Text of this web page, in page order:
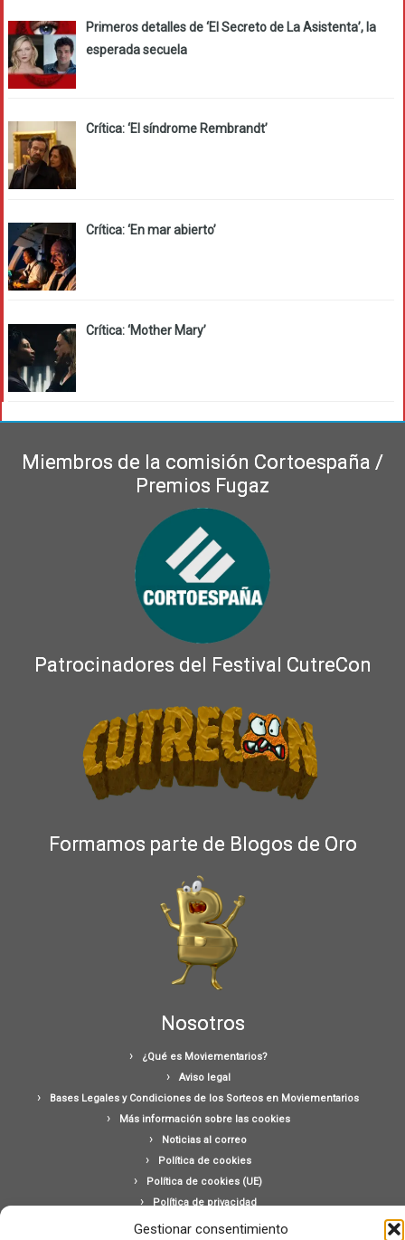
Gestionar consentimiento
Primeros detalles de ‘El Secreto de La Asistenta’, la
esperada secuela
Crítica: ‘El síndrome Rembrandt’
Crítica: ‘En mar abierto’
Crítica: ‘Mother Mary’
Miembros de la comisión Cortoespaña /
Premios Fugaz
Patrocinadores del Festival CutreCon
Formamos parte de Blogos de Oro
Nosotros
¿Qué es Moviementarios?
Aviso legal
Bases Legales y Condiciones de los Sorteos en Moviementarios
Más información sobre las cookies
Noticias al correo
Política de cookies
Política de cookies (UE)
Política de privacidad
Ponte en contacto con nosotros